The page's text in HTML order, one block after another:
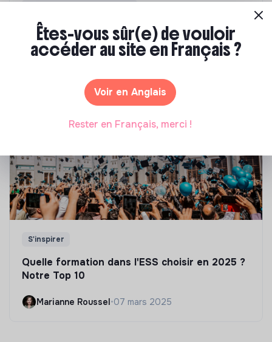
Top 8 des formations en rénovation
énergétique des bâtiments
S'inspirer
Quelle formation dans l'ESS choisir en 2025 ?
Notre Top 10
Marianne Roussel•07 mars 2025
Êtes-vous sûr(e) de vouloir
accéder au site en Français ?
Voir en Anglais
Rester en Français, merci !